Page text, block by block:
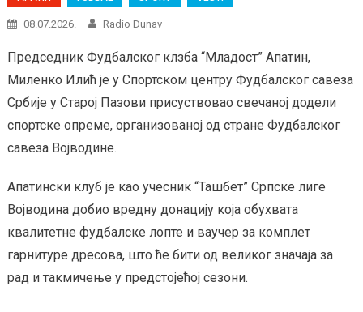
08.07.2026. Radio Dunav
Председник Фудбалског клзба “Младост” Апатин,
Миленко Илић је у Спортском центру Фудбалског савеза
Србије у Старој Пазови присуствовао свечаној додели
спортске опреме, организованој од стране Фудбалског
савеза Војводине.
Апатински клуб је као учесник “Ташбет” Српске лиге
Војводина добио вредну донацију која обухвата
квалитетне фудбалске лопте и ваучер за комплет
гарнитуре дресова, што ће бити од великог значаја за
рад и такмичење у предстојећој сезони.